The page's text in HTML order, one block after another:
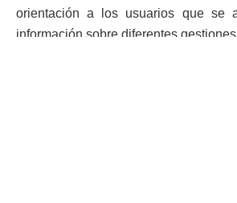
orientación a los usuarios que se
información sobre diferentes